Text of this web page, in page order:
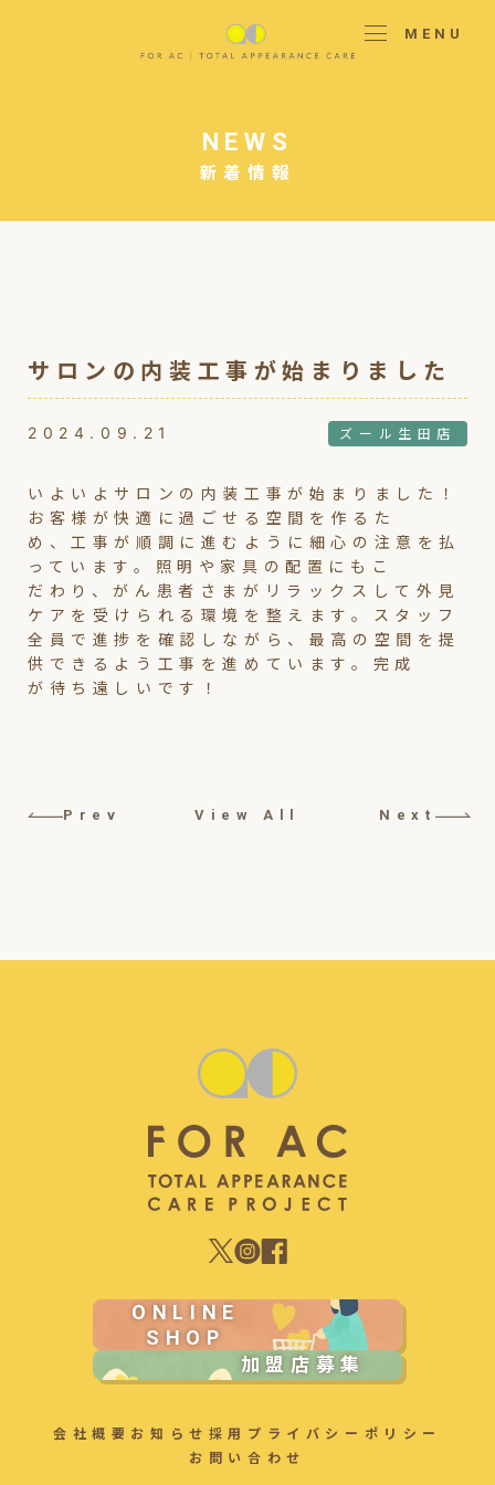
MENU
新着情報
NEWS
サロンの内装工事が始まりました
2024.09.21 ズール生田店
いよいよサロンの内装工事が始まりました！
お客様が快適に過ごせる空間を作るた
め、工事が順調に進むように細心の注意を払
っています。照明や家具の配置にもこ
だわり、がん患者さまがリラックスして外見
ケアを受けられる環境を整えます。スタッフ
全員で進捗を確認しながら、最高の空間を提
供できるよう工事を進めています。完成
が待ち遠しいです！
Prev View All Next
ONLINE
SHOP
加盟店募集
会社概要 お知らせ 採用 プライバシーポリシー
お問い合わせ